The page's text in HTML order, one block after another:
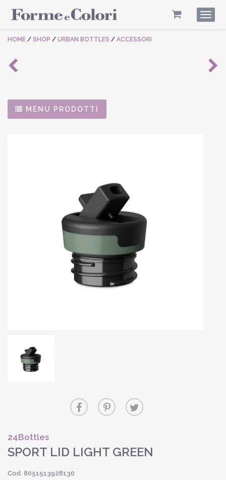
HOME / SHOP / URBAN BOTTLES / ACCESSORI
MENU PRODOTTI
24Bottles
SPORT LID LIGHT GREEN
Cod. 8051513928130